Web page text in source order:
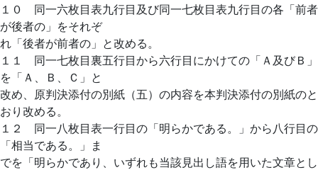
１０ 同一六枚目表九行目及び同一七枚目表九行目の各「前者
が後者の」をそれぞ
れ「後者が前者の」と改める。
１１ 同一七枚目裏五行目から六行目にかけての「Ａ及びＢ」
を「Ａ、Ｂ、Ｃ」と
改め、原判決添付の別紙（五）の内容を本判決添付の別紙のと
おり改める。
１２ 同一八枚目表一行目の「明らかである。」から八行目の
「相当である。」ま
でを「明らかであり、いずれも当該見出し語を用いた文章とし